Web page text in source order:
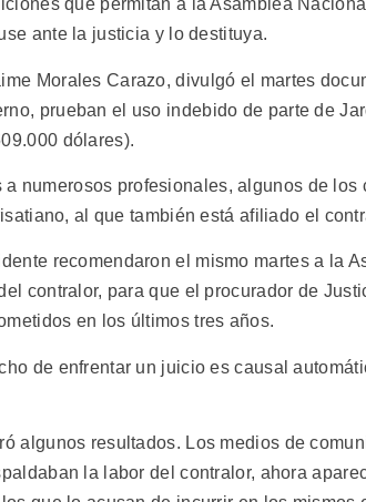
que permitan a la Asamblea
ante la justicia y lo destituya.
Morales Carazo, divulgó el martes
prueban el uso indebido de parte de
dólares).
a numerosos profesionales, algunos de
al que también está afiliado el
recomendaron el mismo martes a la
contralor, para que el procurador de
en los últimos tres años.
de enfrentar un juicio es causal
algunos resultados. Los medios de
la labor del contralor, ahora